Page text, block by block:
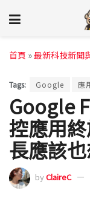
首頁 »最新科技新聞
Tags: Google 應
Google
控應用
長應該
byClaireC